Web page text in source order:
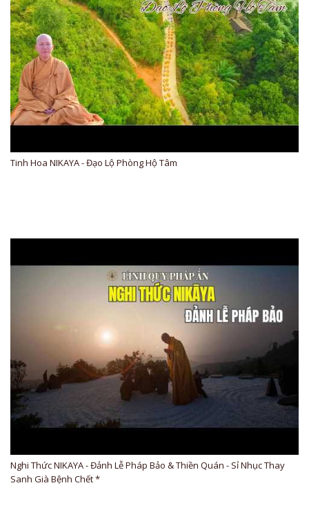
Tinh Hoa NIKAYA - Đạo Lộ Phòng Hộ Tâm
Nghi Thức NIKAYA - Đảnh Lễ Pháp Bảo & Thiền Quán - Sỉ Nhục Thay
Sanh Già Bệnh Chết *